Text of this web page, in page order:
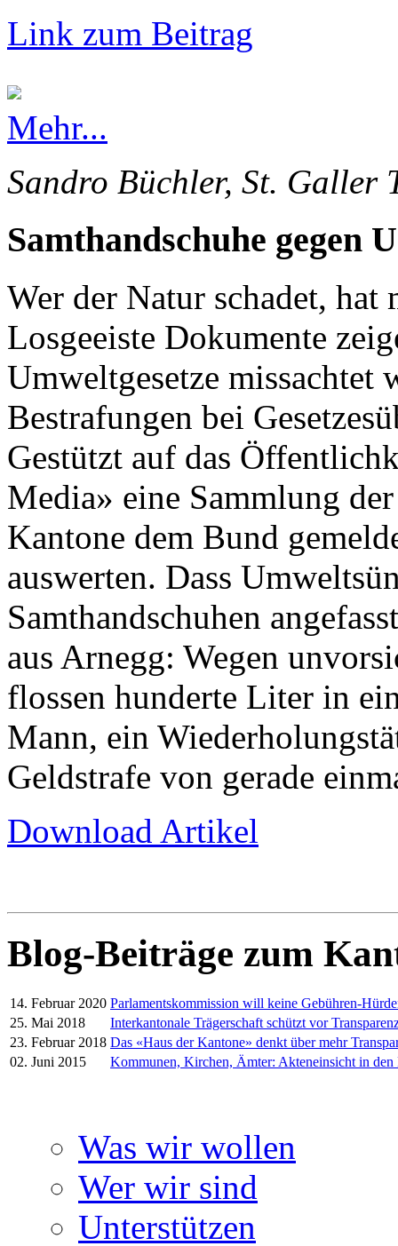
Link zum Beitrag
Mehr...
Sandro Büchler, St. Galler
Samthandschuhe gegen
Wer der Natur schadet,
Losgeeiste Dokumente
Umweltgesetze missachtet
Bestrafungen bei
Gestützt auf das
Media» eine Sammlung
Kantone dem Bund
auswerten. Dass
Samthandschuhen
aus Arnegg: Wegen
flossen hunderte Liter in
Mann, ein
Geldstrafe von gerade
Download Artikel
Blog-Beiträge zum
14. Februar 2020 Parlamentskommission will keine Gebühren-
25. Mai 2018
Interkantonale Trägerschaft schützt vor
23. Februar 2018 Das «Haus der Kantone» denkt über mehr
02. Juni 2015
Kommunen, Kirchen, Ämter: Akteneinsicht in den
Was wir wollen
Wer wir sind
Unterstützen